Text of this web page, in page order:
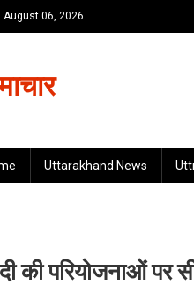
August 06, 2026
Uttarakhand News
की परियोजनाओं पर